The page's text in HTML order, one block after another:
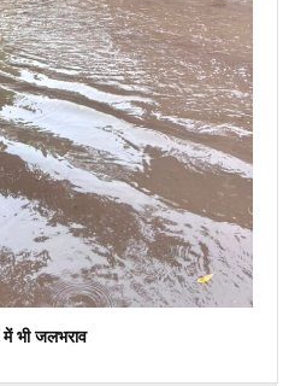
में भी जलभराव